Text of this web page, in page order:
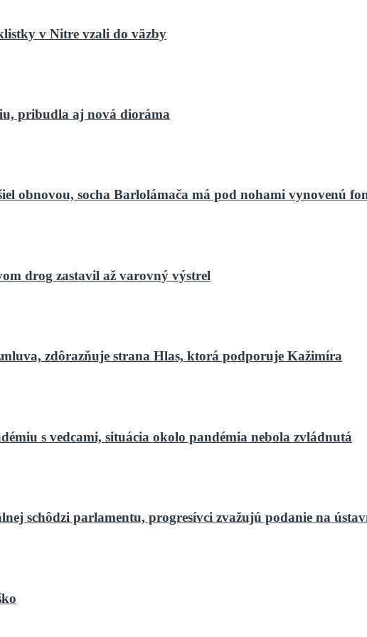
v Nitre vzali do väzby
pribudla aj nová dioráma
obnovou, socha Barlolámača má pod nohami vynovenú
drog zastavil až varovný výstrel
zdôrazňuje strana Hlas, ktorá podporuje Kažimíra
s vedcami, situácia okolo pandémia nebola zvládnutá
schôdzi parlamentu, progresívci zvažujú podanie na